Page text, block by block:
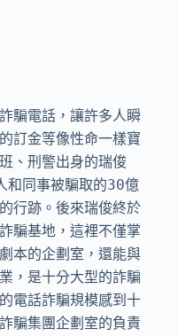
騙電話，讓許多人瞬
訂金等像性命一樣寶
、刑警出身的瑞俊
和同事被騙取的30億
行跡。後來瑞俊終於
騙基地，這裡不僅掌
本的企劃室，還能與
，是十分大型的詐騙
電話詐騙規模感到十
騙集團企劃室的負責